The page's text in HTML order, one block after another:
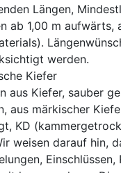
Längen,
ab 1,00 m
werden.
Kiefer
aus Kiefer, sauber
aus märkischer
KD
weisen darauf hin,